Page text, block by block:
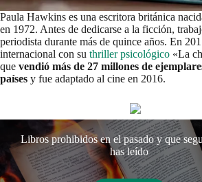
Paula Hawkins es una escritora británica
en 1972. Antes de dedicarse a la ficción,
periodista durante más de quince años. En
internacional con su thriller psicológico «La
que vendió más de 27 millones de
países y fue adaptado al cine en 2016.
Libros prohibidos en el pasado y que
has leído